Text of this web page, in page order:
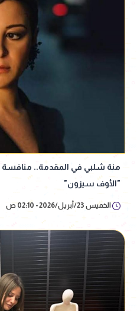
منة شلبي في المقدمة..
"الأوف سيزون"
الخميس 23/أبريل/2026 - 02:10 ص